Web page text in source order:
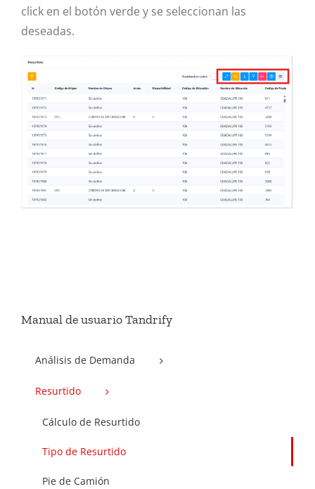
click en el botón verde y se seleccionan las
deseadas.
Manual de usuario Tandrify
Análisis de Demanda
Resurtido
Cálculo de Resurtido
Tipo de Resurtido
Pie de Camión